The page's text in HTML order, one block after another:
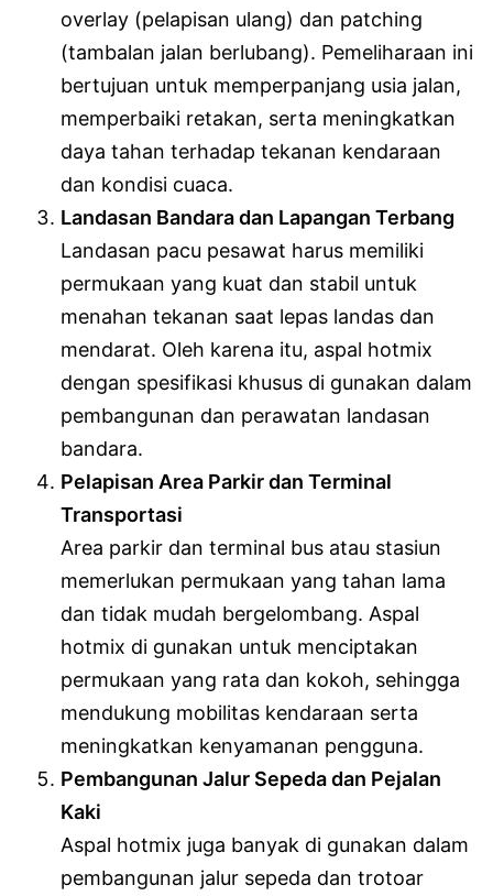
overlay (pelapisan ulang) dan patching
(tambalan jalan berlubang). Pemeliharaan ini
bertujuan untuk memperpanjang usia jalan,
memperbaiki retakan, serta meningkatkan
daya tahan terhadap tekanan kendaraan
dan kondisi cuaca.
Landasan Bandara dan Lapangan Terbang
Landasan pacu pesawat harus memiliki
permukaan yang kuat dan stabil untuk
menahan tekanan saat lepas landas dan
mendarat. Oleh karena itu, aspal hotmix
dengan spesifikasi khusus di gunakan dalam
pembangunan dan perawatan landasan
bandara.
Pelapisan Area Parkir dan Terminal
Transportasi
Area parkir dan terminal bus atau stasiun
memerlukan permukaan yang tahan lama
dan tidak mudah bergelombang. Aspal
hotmix di gunakan untuk menciptakan
permukaan yang rata dan kokoh, sehingga
mendukung mobilitas kendaraan serta
meningkatkan kenyamanan pengguna.
Pembangunan Jalur Sepeda dan Pejalan
Kaki
Aspal hotmix juga banyak di gunakan dalam
pembangunan jalur sepeda dan trotoar